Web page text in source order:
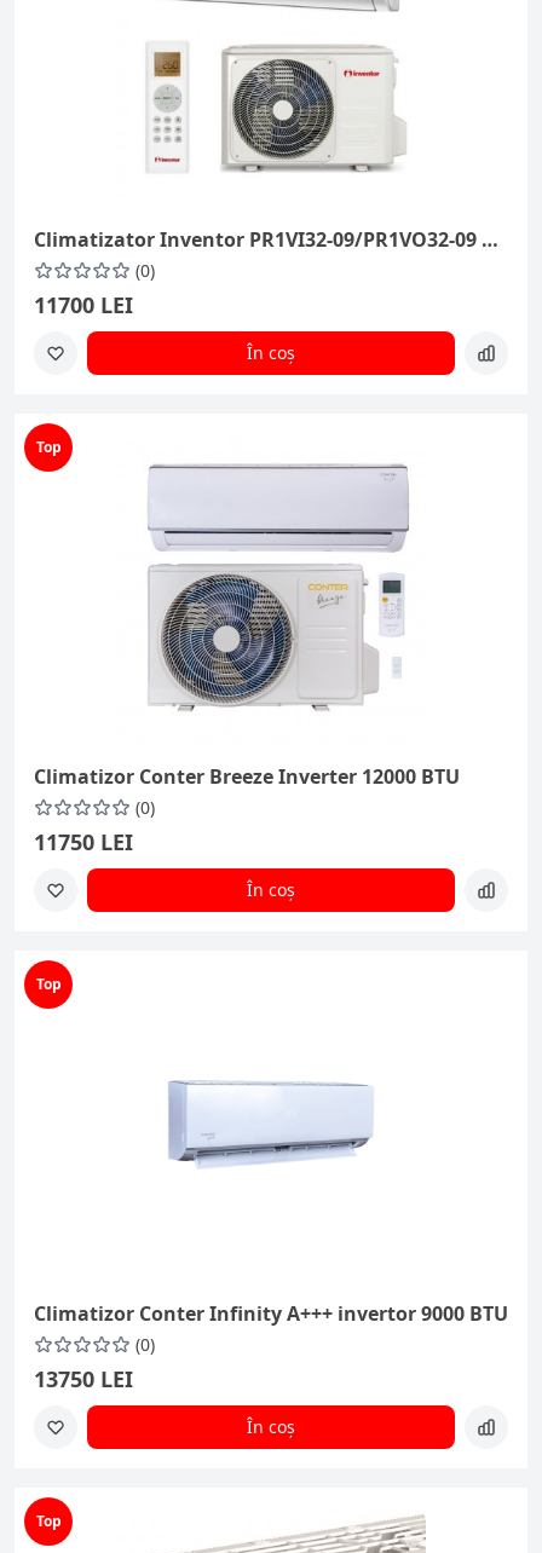
Climatizator Inventor PR1VI32-09/PR1VO32-09 9000 BTU (25m²)
(0)
11700 LEI
În coș
Top
Climatizor Conter Breeze Inverter 12000 BTU
(0)
11750 LEI
În coș
Top
Climatizor Conter Infinity A+++ invertor 9000 BTU
(0)
13750 LEI
În coș
Top